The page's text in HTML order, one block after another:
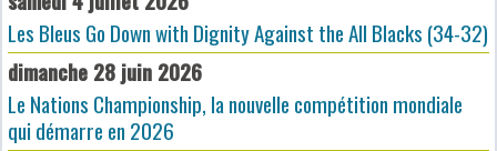
Les Bleus Go Down with Dignity Against the All Blacks (34-32)
dimanche 28 juin 2026
Le Nations Championship, la nouvelle compétition mondiale
qui démarre en 2026